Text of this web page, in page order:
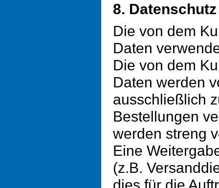
8. Datenschutz
Die von dem
Daten
Die von dem
Daten werden
ausschließlich
Bestellungen
werden streng
Eine
(z.B.
dies für die